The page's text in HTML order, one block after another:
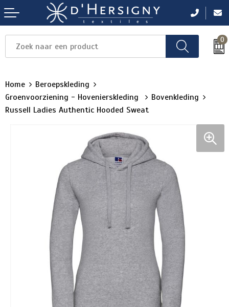
0
Home
Beroepskleding
Groenvoorziening - Hovenierskleding
Bovenkleding
Russell Ladies Authentic Hooded Sweat